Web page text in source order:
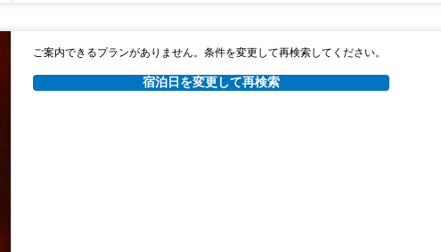
ご案内できるプランがありません。条件を変更して再検索してください。
宿泊日を変更して再検索